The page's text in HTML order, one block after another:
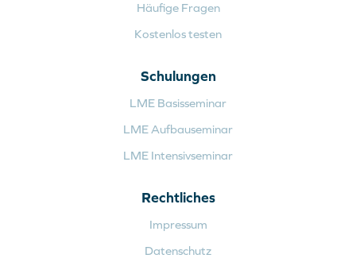
Häufige Fragen
Kostenlos testen
Schulungen
LME Basisseminar
LME Aufbauseminar
LME Intensivseminar
Rechtliches
Impressum
Datenschutz